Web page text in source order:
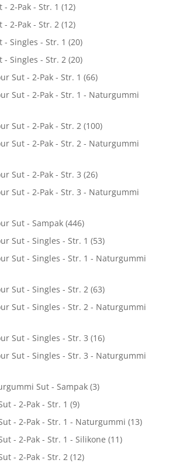
- 2-Pak - Str. 1 (12)
- 2-Pak - Str. 2 (12)
- Singles - Str. 1 (20)
- Singles - Str. 2 (20)
Sut - 2-Pak - Str. 1 (66)
Sut - 2-Pak - Str. 1 - Naturgummi
Sut - 2-Pak - Str. 2 (100)
Sut - 2-Pak - Str. 2 - Naturgummi
Sut - 2-Pak - Str. 3 (26)
Sut - 2-Pak - Str. 3 - Naturgummi
Sut - Sampak (446)
Sut - Singles - Str. 1 (53)
Sut - Singles - Str. 1 - Naturgummi
Sut - Singles - Str. 2 (63)
Sut - Singles - Str. 2 - Naturgummi
Sut - Singles - Str. 3 (16)
Sut - Singles - Str. 3 - Naturgummi
Sut - Sampak (3)
- 2-Pak - Str. 1 (9)
- 2-Pak - Str. 1 - Naturgummi (13)
- 2-Pak - Str. 1 - Silikone (11)
- 2-Pak - Str. 2 (12)